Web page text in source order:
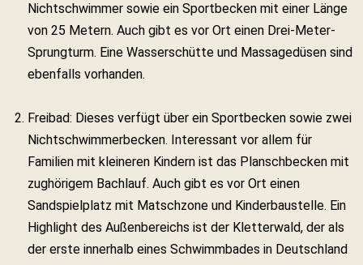
Nichtschwimmer sowie ein Sportbecken mit einer Länge
von 25 Metern. Auch gibt es vor Ort einen Drei-Meter-
Sprungturm. Eine Wasserschütte und Massagedüsen sind
ebenfalls vorhanden.
Freibad: Dieses verfügt über ein Sportbecken sowie zwei
Nichtschwimmerbecken. Interessant vor allem für
Familien mit kleineren Kindern ist das Planschbecken mit
zughörigem Bachlauf. Auch gibt es vor Ort einen
Sandspielplatz mit Matschzone und Kinderbaustelle. Ein
Highlight des Außenbereichs ist der Kletterwald, der als
der erste innerhalb eines Schwimmbades in Deutschland